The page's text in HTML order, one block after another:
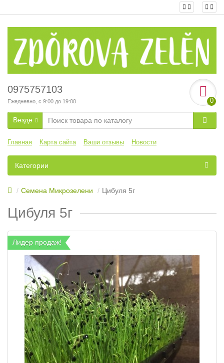
0975757103
Ежедневно, с 9:00 до 19:00 0
Везде
Главная Карта сайта Ваши отзывы Новости
Категории
Семена Микрозелени Цибуля 5г
Цибуля 5г
Лидер продаж!